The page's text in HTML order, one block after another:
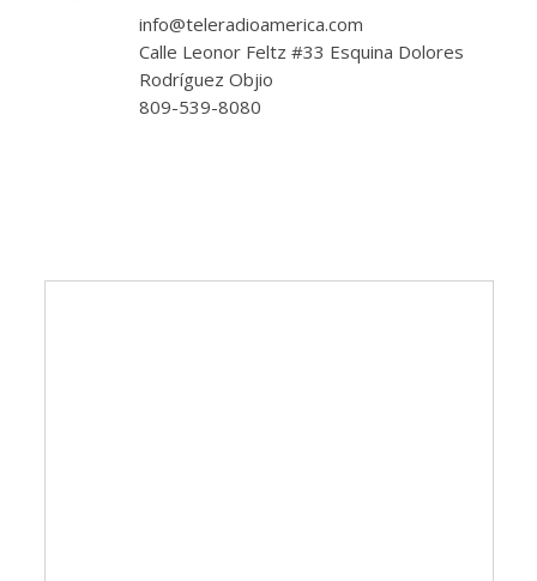
info@teleradioamerica.com
Calle Leonor Feltz #33 Esquina Dolores
Rodríguez Objio
809-539-8080